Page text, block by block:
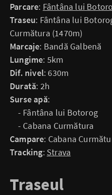
Parcare: Fântâna lui
Traseu: Fântâna lui
Curmătura (1470m)
Marcaje: Bandă Galbenă
Lungime: 5km
Dif. nivel: 630m
Durată: 2h
Surse apă:
- Fântâna lui Botorog
- Cabana Curmătura
Campare: Cabana
Tracking: Strava
Traseul